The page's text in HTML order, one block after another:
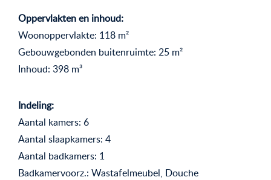
Oppervlakten en inhoud:
Woonoppervlakte: 118 m²
Gebouwgebonden buitenruimte: 25 m²
Inhoud: 398 m³
Indeling:
Aantal kamers: 6
Aantal slaapkamers: 4
Aantal badkamers: 1
Badkamervoorz.: Wastafelmeubel, Douche